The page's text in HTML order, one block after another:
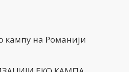
кампу на Романији